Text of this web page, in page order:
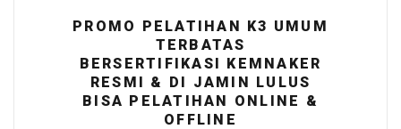
PROMO PELATIHAN K3 UMUM
TERBATAS
BERSERTIFIKASI KEMNAKER
RESMI & DI JAMIN LULUS
BISA PELATIHAN ONLINE &
OFFLINE